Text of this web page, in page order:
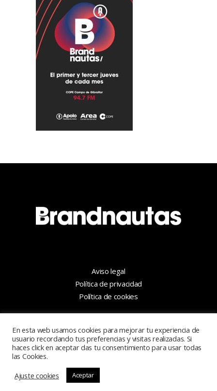
Aviso legal
Política de privacidad
Política de cookies
+34 956 099 919
En esta web usamos cookies para mejorar tu experiencia de
usuario recordando tus preferencias y visitas realizadas. Si
haces click en aceptar das tu consentimiento para usar todas
las Cookies.
Ajuste cookies
Aceptar